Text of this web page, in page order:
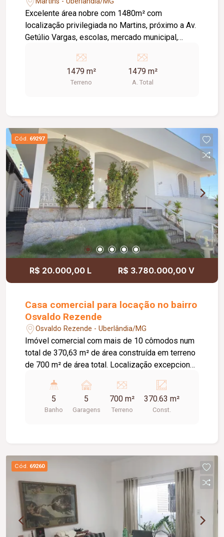
Excelente área nobre com 1480m² com
localização privilegiada no Martins, próximo a Av.
Getúlio Vargas, escolas, mercado municipal,
Via larga facilitando trânsito com pouco
movimento. METRAGEM: - Testada: 34m². - Lado
direito: 52m² - Lado esquerdo: 35m² + 17m² -
1479 m²
Terreno
1479 m²
A. Total
Cód. 69297
R$ 20.000,00 L R$ 3.780.000,00 V
Casa comercial para locação no bairro
Osvaldo Rezende
Osvaldo Rezende - Uberlândia/MG
Imóvel comercial com mais de 10 cômodos num
total de 370,63 m² de área construída em terreno
de 700 m² de área total. Localização excepcional,
3 Ofício. Vamos visitar para conhecer todos os
detalhes deste excelente investimento.
5
Banho
5
Garagens
700 m²
Terreno
370.63 m²
Const.
Cód. 69260